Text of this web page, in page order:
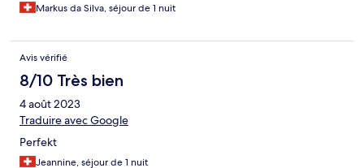
Markus da Silva, séjour de 1 nuit
Avis vérifié
8/10 Très bien
4 août 2023
Traduire avec Google
Perfekt
Jeannine, séjour de 1 nuit